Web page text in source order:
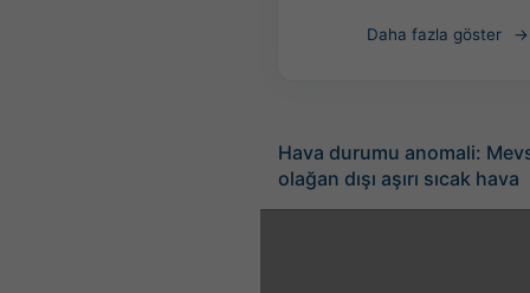
Daha fazla göster
Hava durumu anomali:
olağan dışı aşırı sıcak hava